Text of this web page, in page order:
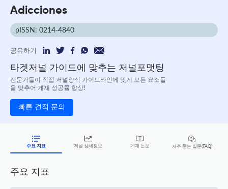
Adicciones
pISSN: 0214-4840
공유하기
타겟저널 가이드에 맞추는 저널포맷팅
전문가들이 직접 저널양식 가이드라인에 맞게 모든 요소들
을 맞추어 게재 성공률 향상!
빠른 견적 문의
주요 지표 저널 상세정보 게재 논문 자주 묻는 질문(FAQ)
주요 지표